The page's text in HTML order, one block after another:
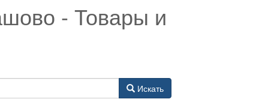
- Товары и
Искать